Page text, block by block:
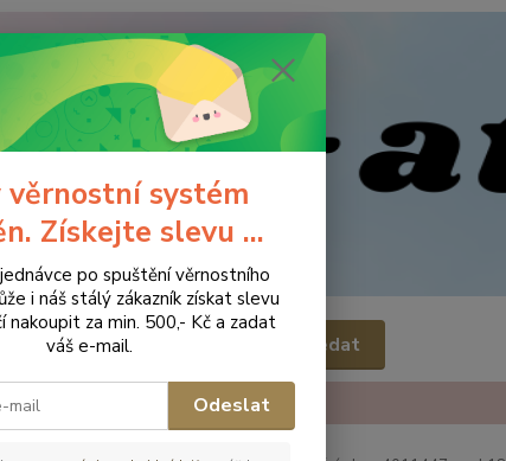
VRÁCENÍ ZBOŹÍ KONTAKTY
Hledat
věrnostní systém
Získejte slevu ...
po spuštění věrnostního
i náš stálý zákazník získat slevu
nakoupit za min. 500,- Kč a zadat
váš e-mail.
Odeslat